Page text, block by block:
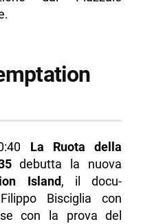
La Ruota della
debutta la nuova
Island, il docu-
Bisciglia con
con la prova del